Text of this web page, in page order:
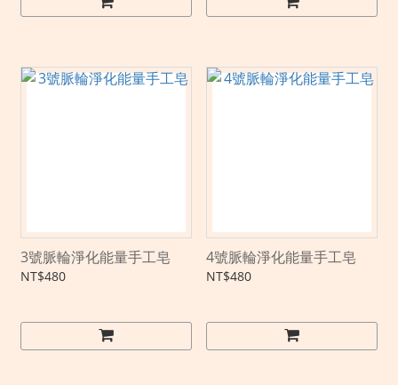
3號脈輪淨化能量手工皂
NT$480
4號脈輪淨化能量手工皂
NT$480